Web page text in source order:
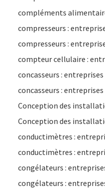
compléments
compresseurs :
compresseurs :
compteur cellulaire :
concasseurs : entreprises
concasseurs : entreprises
Conception des
Conception des
conductimètres :
conductimètres :
congélateurs :
congélateurs :